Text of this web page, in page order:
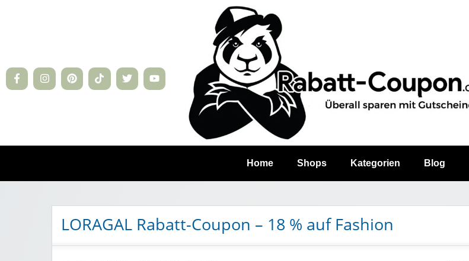
Home Shops Kategorien Blog
LORAGAL Rabatt-Coupon – 18 % auf Fashion